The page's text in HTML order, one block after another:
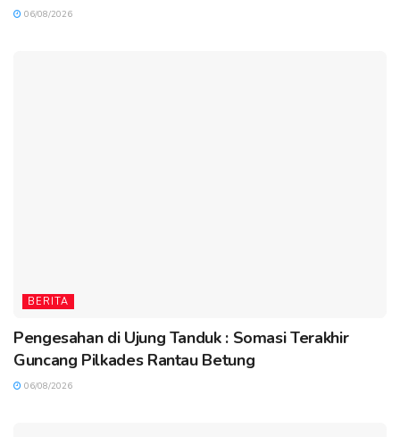
06/08/2026
BERITA
Pengesahan di Ujung Tanduk : Somasi Terakhir
Guncang Pilkades Rantau Betung
06/08/2026